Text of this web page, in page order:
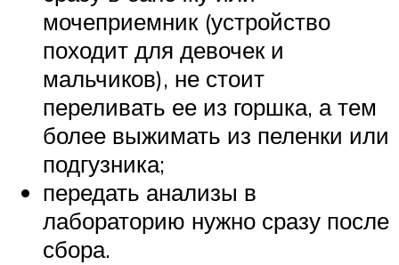
мочеприемник (устройство
походит для девочек и
мальчиков), не стоит
переливать ее из горшка, а тем
более выжимать из пеленки или
подгузника;
передать анализы в
лабораторию нужно сразу после
сбора.